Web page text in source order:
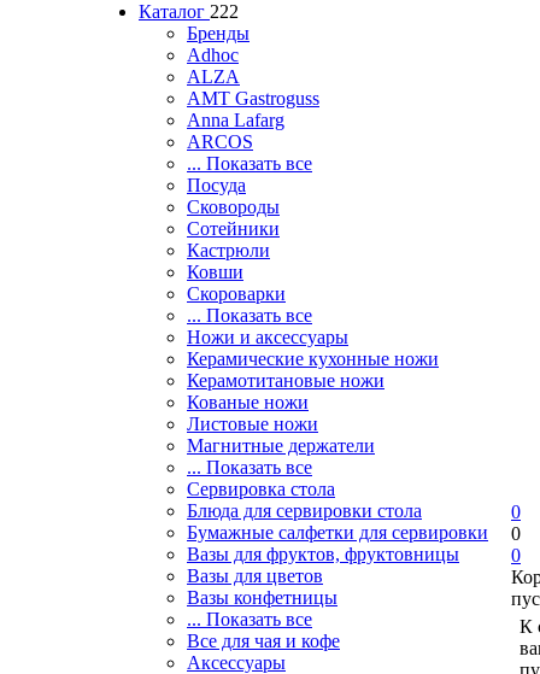
Каталог 222
Бренды
Adhoc
ALZA
AMT Gastroguss
Anna Lafarg
ARCOS
... Показать все
Посуда
Сковороды
Сотейники
Кастрюли
Ковши
Скороварки
... Показать все
Ножи и аксессуары
Керамические кухонные ножи
Керамотитановые ножи
Кованые ножи
Листовые ножи
Магнитные держатели
... Показать все
Сервировка стола
Блюда для сервировки стола
Бумажные салфетки для сервировки
Вазы для фруктов, фруктовницы
Вазы для цветов
Вазы конфетницы
... Показать все
Все для чая и кофе
Аксессуары
0
0
0
К